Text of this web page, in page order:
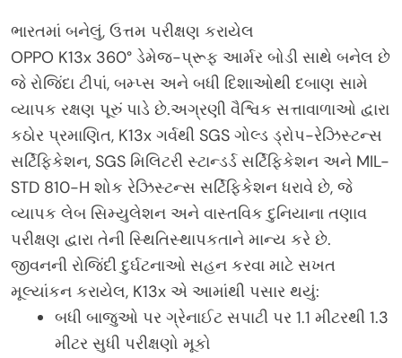
ભારતમાં બનેલું, ઉત્તમ પરીક્ષણ કરાયેલ
OPPO K13x 360° ડેમેજ-પ્રૂફ આર્મર બોડી સાથે બનેલ છે
જે રોજિંદા ટીપાં, બમ્પ્સ અને બધી દિશાઓથી દબાણ સામે
વ્યાપક રક્ષણ પૂરું પાડે છે.અગ્રણી વૈશ્વિક સત્તાવાળાઓ દ્વારા
કઠોર પ્રમાણિત, K13x ગર્વથી SGS ગોલ્ડ ડ્રોપ-રેઝિસ્ટન્સ
સર્ટિફિકેશન, SGS મિલિટરી સ્ટાન્ડર્ડ સર્ટિફિકેશન અને MIL-
STD 810-H શોક રેઝિસ્ટન્સ સર્ટિફિકેશન ધરાવે છે, જે
વ્યાપક લેબ સિમ્યુલેશન અને વાસ્તવિક દુનિયાના તણાવ
પરીક્ષણ દ્વારા તેની સ્થિતિસ્થાપકતાને માન્ય કરે છે.
જીવનની રોજિંદી દુર્ઘટનાઓ સહન કરવા માટે સખત
મૂલ્યાંકન કરાયેલ, K13x એ આમાંથી પસાર થયું:
બધી બાજુઓ પર ગ્રેનાઈટ સપાટી પર 1.1 મીટરથી 1.3
મીટર સુધી પરીક્ષણો મૂકો